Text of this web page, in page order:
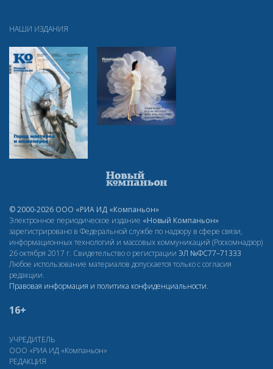
НАШИ ИЗДАНИЯ
© 2000-2026 ООО «РИА ИД «Компаньон»
Электронное периодическое издание «Новый Компаньон»
зарегистрировано в Федеральной службе по надзору в сфере связи,
информационных технологий и массовых коммуникаций (Роскомнадзор)
26 октября 2017 г. Свидетельство о регистрации ЭЛ №ФС77–71333
Любое использование материалов допускается только с согласия
редакции.
Правовая информация и политика конфиденциальности.
16+
УЧРЕДИТЕЛЬ
ООО «РИА ИД «Компаньон»
РЕДАКЦИЯ